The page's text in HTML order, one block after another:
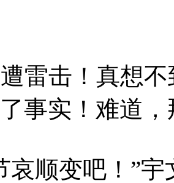
雷击！真想不
事实！难道
顺变吧！”宇